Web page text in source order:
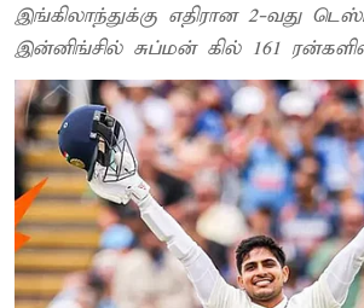
இங்கிலாந்துக்கு எதிரான 2-வது
இன்னிங்சில் சுப்மன் கில் 161